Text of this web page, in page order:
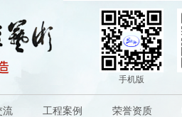
手机版
流 工程案例 荣誉资质